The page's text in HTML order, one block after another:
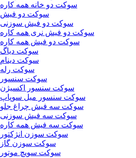
سوکت دو خانه همه کاره
سوکت دو فیش
سوکت دو فیش سوزنی
سوکت دو فیش نری همه کاره
سوکت دو فیش همه کاره
سوکت دیاگ
سوکت دینام
سوکت رله
سوکت سنسور
سوکت سنسور اکسیژن
سوکت سنسور میل سوپاپ
سوکت سه فیش چراغ جلو
سوکت سه فیش سوزنی
سوکت سه فیش همه کاره
سوکت سوزن انژکتور
سوکت سوزن گاز
سوکت سویچ موتور